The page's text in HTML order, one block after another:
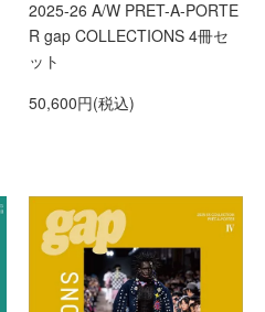
2025-26 A/W PRET-A-PORTE
R gap COLLECTIONS 4冊セ
ット
50,600円(税込)